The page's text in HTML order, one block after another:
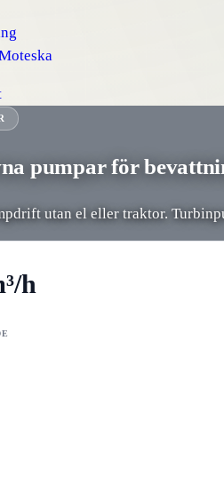
pumpar för
utan el eller traktor.
h